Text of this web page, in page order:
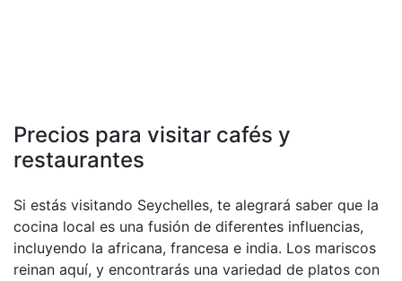
Precios para visitar cafés y
restaurantes
Si estás visitando Seychelles, te alegrará saber que la
cocina local es una fusión de diferentes influencias,
incluyendo la africana, francesa e india. Los mariscos
reinan aquí, y encontrarás una variedad de platos con